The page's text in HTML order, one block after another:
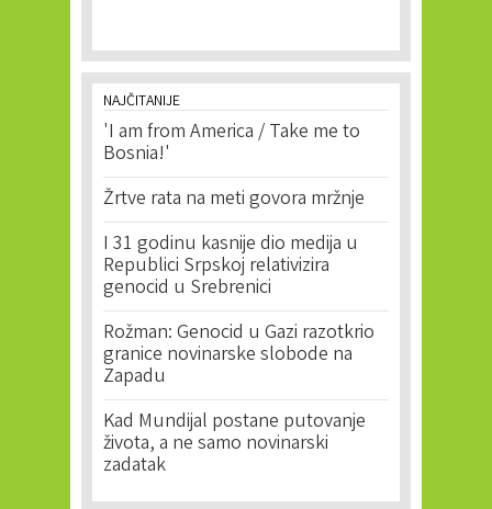
NAJČITANIJE
'I am from America / Take me to
Bosnia!'
Žrtve rata na meti govora mržnje
I 31 godinu kasnije dio medija u
Republici Srpskoj relativizira
genocid u Srebrenici
Rožman: Genocid u Gazi razotkrio
granice novinarske slobode na
Zapadu
Kad Mundijal postane putovanje
života, a ne samo novinarski
zadatak